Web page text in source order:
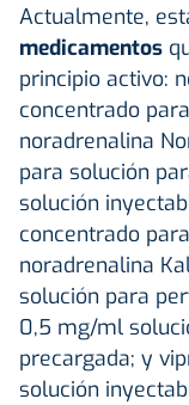
Actualmente,
medicamentos
principio activo:
concentrado
noradrenalina
para solución
solución
concentrado
noradrenalina
solución para
0,5 mg/ml
precargada; y
solución